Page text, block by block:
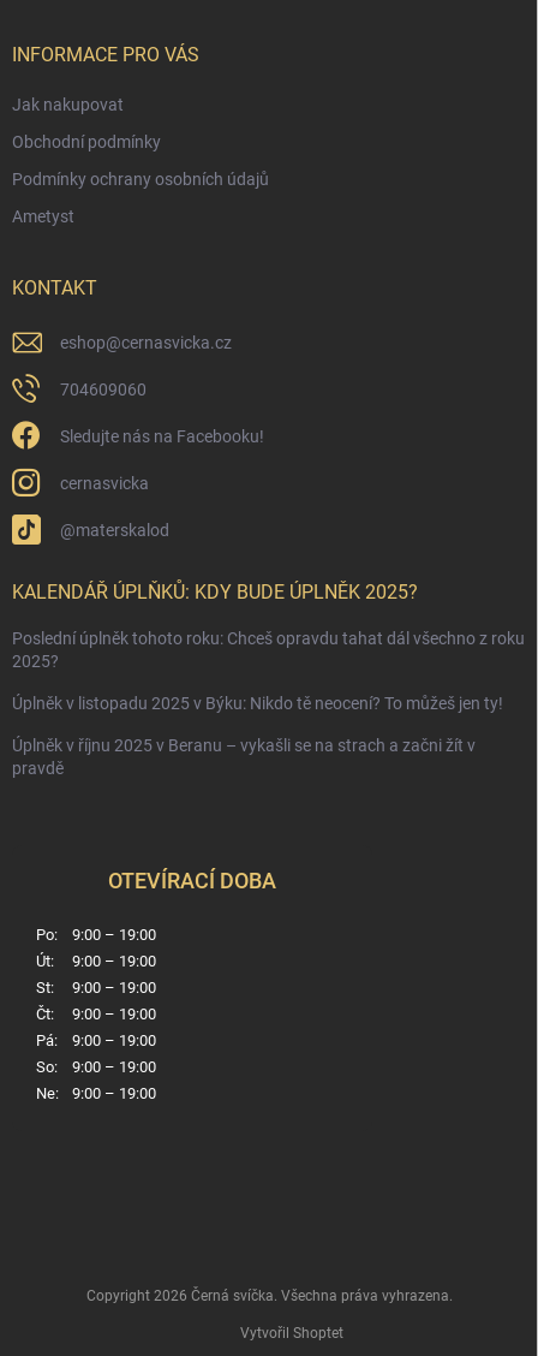
INFORMACE PRO VÁS
Jak nakupovat
Obchodní podmínky
Podmínky ochrany osobních údajů
Ametyst
KONTAKT
eshop@cernasvicka.cz
704609060
Sledujte nás na Facebooku!
cernasvicka
@materskalod
KALENDÁŘ ÚPLŇKŮ: KDY BUDE ÚPLNĚK 2025?
Poslední úplněk tohoto roku: Chceš opravdu tahat dál všechno z roku
2025?
Úplněk v listopadu 2025 v Býku: Nikdo tě neocení? To můžeš jen ty!
Úplněk v říjnu 2025 v Beranu – vykašli se na strach a začni žít v
pravdě
OTEVÍRACÍ DOBA
Po:
9:00 – 19:00
Út:
9:00 – 19:00
St:
9:00 – 19:00
Čt:
9:00 – 19:00
Pá:
9:00 – 19:00
So:
9:00 – 19:00
Ne:
9:00 – 19:00
Vytvořil Shoptet
Copyright 2026 Černá svíčka. Všechna práva vyhrazena.